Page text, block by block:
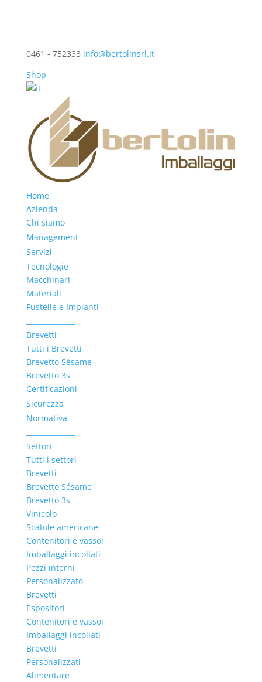
0461 - 752333 info@bertolinsrl.it
Shop
Home
Azienda
Chi siamo
Management
Servizi
Tecnologie
Macchinari
Materiali
Fustelle e Impianti
Brevetti
Tutti i Brevetti
Brevetto Sèsame
Brevetto 3s
Certificazioni
Sicurezza
Normativa
Settori
Tutti i settori
Brevetti
Brevetto Sésame
Brevetto 3s
Vinicolo
Scatole americane
Contenitori e vassoi
Imballaggi incollati
Pezzi interni
Personalizzato
Brevetti
Espositori
Contenitori e vassoi
Imballaggi incollati
Brevetti
Personalizzati
Alimentare